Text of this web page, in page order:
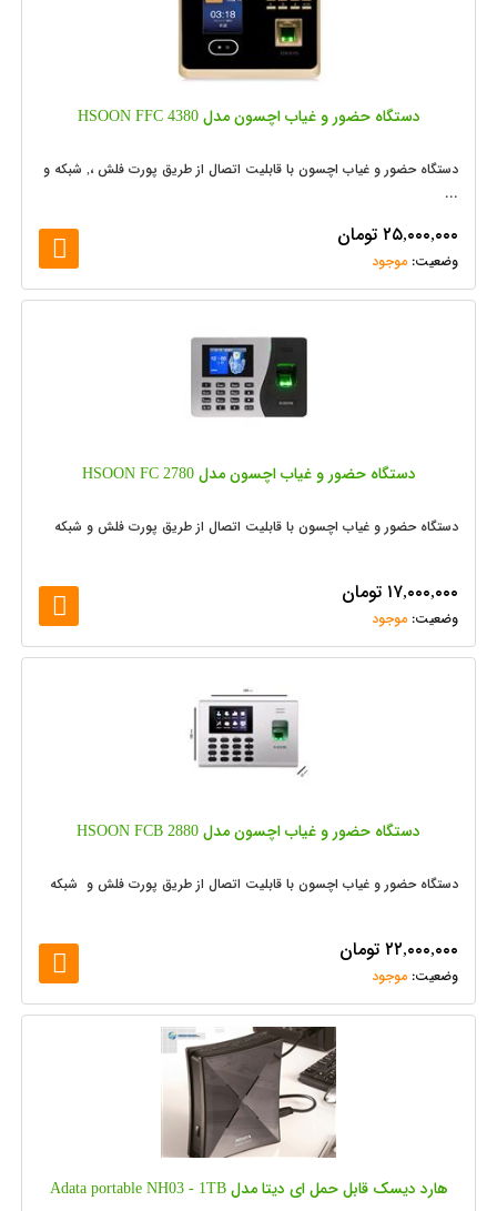
دستگاه حضور و غیاب اچسون مدل HSOON FFC 4380
دستگاه حضور و غیاب اچسون با قابلیت اتصال از طریق پورت فلش ،, شبکه و
...
۲۵,۰۰۰,۰۰۰ تومان
موجود
دستگاه حضور و غیاب اچسون مدل HSOON FC 2780
دستگاه حضور و غیاب اچسون با قابلیت اتصال از طریق پورت فلش و شبکه
۱۷,۰۰۰,۰۰۰ تومان
موجود
دستگاه حضور و غیاب اچسون مدل HSOON FCB 2880
دستگاه حضور و غیاب اچسون با قابلیت اتصال از طریق پورت فلش و شبکه
۲۲,۰۰۰,۰۰۰ تومان
موجود
هارد دیسک قابل حمل ای دیتا مدل Adata portable NH03 - 1TB